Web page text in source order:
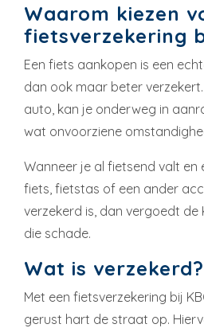
Waarom kiezen
fietsverzekering
Een fiets aankopen is een
dan ook maar beter
auto, kan je onderweg in
wat onvoorziene
Wanneer je al fietsend valt en
fiets, fietstas of een ander
verzekerd is, dan vergoedt de
die schade.
Wat is verzekerd?
Met een fietsverzekering bij
gerust hart de straat op.